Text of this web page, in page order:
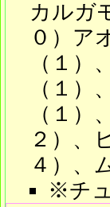
カルガ
０）ア
（１
（１
（１
２）、
４）、
※チ